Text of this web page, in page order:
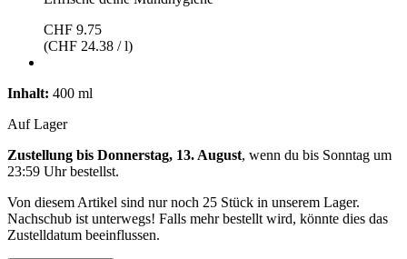
CHF 9.75
(CHF 24.38 / l)
Inhalt: 400 ml
Auf Lager
Zustellung bis Donnerstag, 13. August, wenn du bis Sonntag um
23:59 Uhrbestellst.
Von diesem Artikel sind nur noch 25 Stück in unserem Lager.
Nachschub ist unterwegs! Falls mehr bestellt wird, könnte dies das
Zustelldatum beeinflussen.